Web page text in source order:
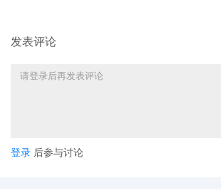
发表评论
登录 后参与讨论